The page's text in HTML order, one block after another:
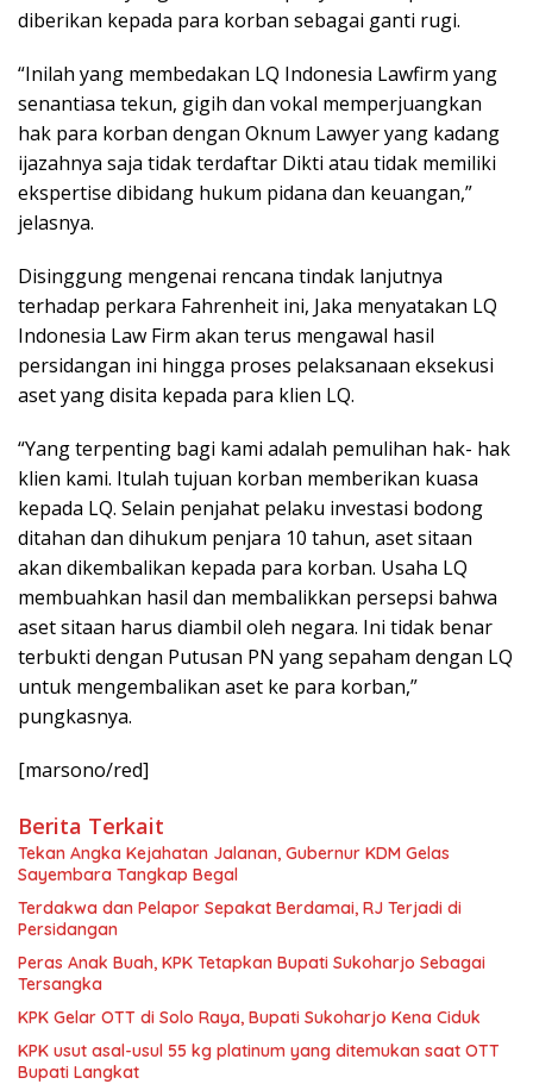
diberikan kepada para korban sebagai ganti rugi.
“Inilah yang membedakan LQ Indonesia Lawfirm yang
senantiasa tekun, gigih dan vokal memperjuangkan
hak para korban dengan Oknum Lawyer yang kadang
ijazahnya saja tidak terdaftar Dikti atau tidak memiliki
ekspertise dibidang hukum pidana dan keuangan,”
jelasnya.
Disinggung mengenai rencana tindak lanjutnya
terhadap perkara Fahrenheit ini, Jaka menyatakan LQ
Indonesia Law Firm akan terus mengawal hasil
persidangan ini hingga proses pelaksanaan eksekusi
aset yang disita kepada para klien LQ.
“Yang terpenting bagi kami adalah pemulihan hak- hak
klien kami. Itulah tujuan korban memberikan kuasa
kepada LQ. Selain penjahat pelaku investasi bodong
ditahan dan dihukum penjara 10 tahun, aset sitaan
akan dikembalikan kepada para korban. Usaha LQ
membuahkan hasil dan membalikkan persepsi bahwa
aset sitaan harus diambil oleh negara. Ini tidak benar
terbukti dengan Putusan PN yang sepaham dengan LQ
untuk mengembalikan aset ke para korban,”
pungkasnya.
[marsono/red]
Berita Terkait
Tekan Angka Kejahatan Jalanan, Gubernur KDM Gelas
Sayembara Tangkap Begal
Terdakwa dan Pelapor Sepakat Berdamai, RJ Terjadi di
Persidangan
Peras Anak Buah, KPK Tetapkan Bupati Sukoharjo Sebagai
Tersangka
KPK Gelar OTT di Solo Raya, Bupati Sukoharjo Kena Ciduk
KPK usut asal-usul 55 kg platinum yang ditemukan saat OTT
Bupati Langkat